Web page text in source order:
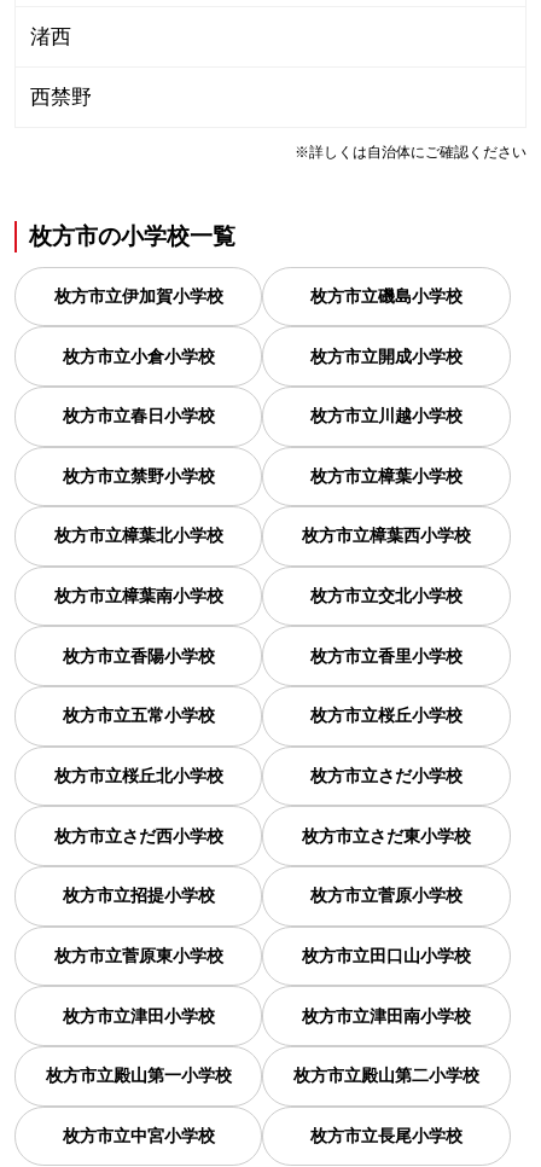
渚西
西禁野
※詳しくは自治体にご確認ください
枚方市の小学校一覧
枚方市立伊加賀小学校 枚方市立磯島小学校
枚方市立小倉小学校 枚方市立開成小学校
枚方市立春日小学校 枚方市立川越小学校
枚方市立禁野小学校 枚方市立樟葉小学校
枚方市立樟葉北小学校 枚方市立樟葉西小学校
枚方市立樟葉南小学校 枚方市立交北小学校
枚方市立香陽小学校 枚方市立香里小学校
枚方市立五常小学校 枚方市立桜丘小学校
枚方市立桜丘北小学校 枚方市立さだ小学校
枚方市立さだ西小学校 枚方市立さだ東小学校
枚方市立招提小学校 枚方市立菅原小学校
枚方市立菅原東小学校 枚方市立田口山小学校
枚方市立津田小学校 枚方市立津田南小学校
枚方市立殿山第一小学校 枚方市立殿山第二小学校
枚方市立中宮小学校 枚方市立長尾小学校